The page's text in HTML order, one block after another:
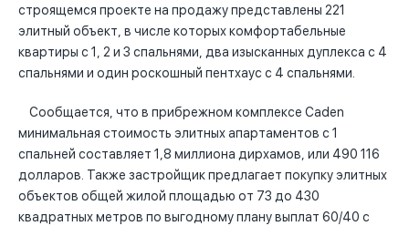
строящемся проекте на продажу представлены 221
элитный объект, в числе которых комфортабельные
квартиры с 1, 2 и 3 спальнями, два изысканных дуплекса с 4
спальнями и один роскошный пентхаус с 4 спальнями.
Сообщается, что в прибрежном комплексе Caden
минимальная стоимость элитных апартаментов с 1
спальней составляет 1,8 миллиона дирхамов, или 490 116
долларов. Также застройщик предлагает покупку элитных
объектов общей жилой площадью от 73 до 430
квадратных метров по выгодному плану выплат 60/40 с